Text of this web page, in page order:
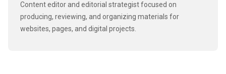
Content editor and editorial strategist focused on
producing, reviewing, and organizing materials for
websites, pages, and digital projects.